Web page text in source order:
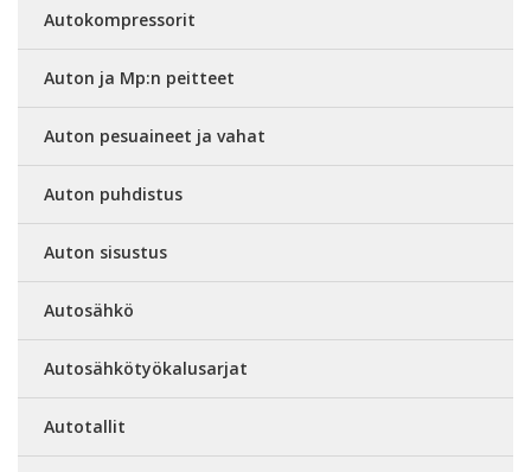
Autokompressorit
Auton ja Mp:n peitteet
Auton pesuaineet ja vahat
Auton puhdistus
Auton sisustus
Autosähkö
Autosähkötyökalusarjat
Autotallit